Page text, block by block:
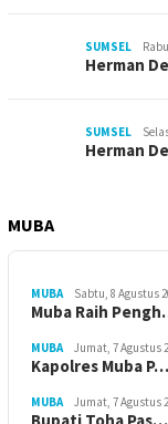
SUMSEL
Herman
SUMSEL
Herman
MUBA
MUBA Sabtu, 8 Agustus
Muba Raih
MUBA Jumat, 7 Agustus
Kapolres Muba P…
MUBA Jumat, 7 Agustus